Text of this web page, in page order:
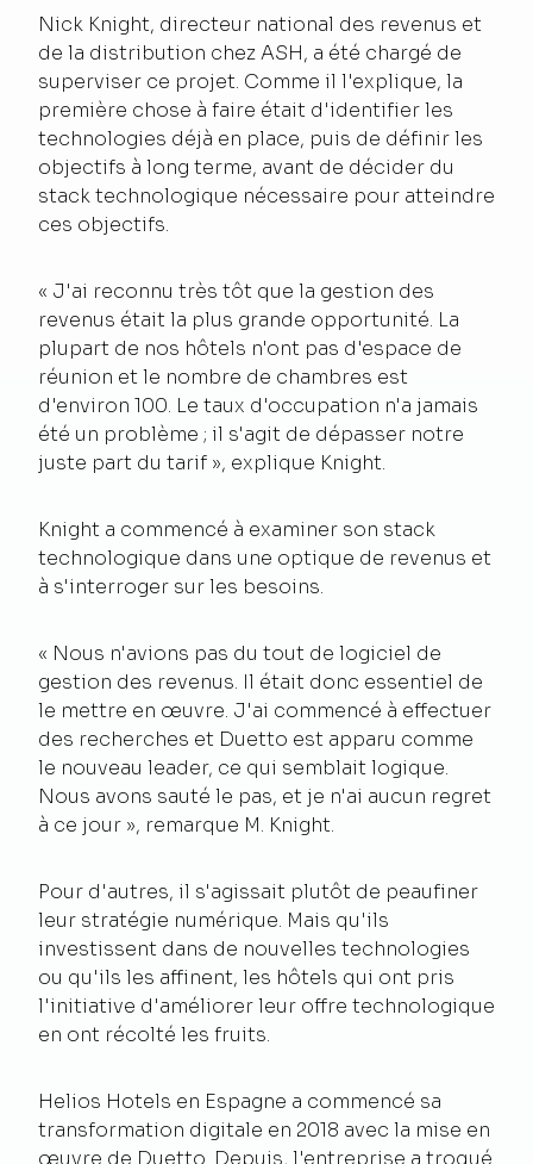
Nick Knight, directeur national des revenus et
de la distribution chez ASH, a été chargé de
superviser ce projet. Comme il l'explique, la
première chose à faire était d'identifier les
technologies déjà en place, puis de définir les
objectifs à long terme, avant de décider du
stack technologique nécessaire pour atteindre
ces objectifs.
« J'ai reconnu très tôt que la gestion des
revenus était la plus grande opportunité. La
plupart de nos hôtels n'ont pas d'espace de
réunion et le nombre de chambres est
d'environ 100. Le taux d'occupation n'a jamais
été un problème ; il s'agit de dépasser notre
juste part du tarif », explique Knight.
Knight a commencé à examiner son stack
technologique dans une optique de revenus et
à s'interroger sur les besoins.
« Nous n'avions pas du tout de logiciel de
gestion des revenus. Il était donc essentiel de
le mettre en œuvre. J'ai commencé à effectuer
des recherches et Duetto est apparu comme
le nouveau leader, ce qui semblait logique.
Nous avons sauté le pas, et je n'ai aucun regret
à ce jour », remarque M. Knight.
Pour d'autres, il s'agissait plutôt de peaufiner
leur stratégie numérique. Mais qu'ils
investissent dans de nouvelles technologies
ou qu'ils les affinent, les hôtels qui ont pris
l'initiative d'améliorer leur offre technologique
en ont récolté les fruits.
Helios Hotels en Espagne a commencé sa
transformation digitale en 2018 avec la mise en
œuvre de Duetto. Depuis, l'entreprise a troqué